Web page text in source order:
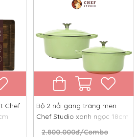
Chef
Bộ 2 nồi gang tráng men
Chef Studio xanh ngọc 18cm
2.800.000đ/Combo